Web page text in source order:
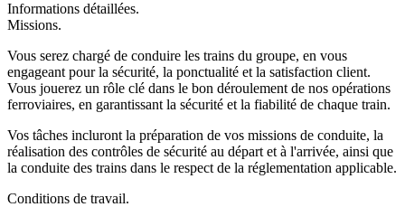
Informations détaillées.
Missions.
Vous serez chargé de conduire les trains du groupe, en vous
engageant pour la sécurité, la ponctualité et la satisfaction client.
Vous jouerez un rôle clé dans le bon déroulement de nos opérations
ferroviaires, en garantissant la sécurité et la fiabilité de chaque train.
Vos tâches incluront la préparation de vos missions de conduite, la
réalisation des contrôles de sécurité au départ et à l'arrivée, ainsi que
la conduite des trains dans le respect de la réglementation applicable.
Conditions de travail.